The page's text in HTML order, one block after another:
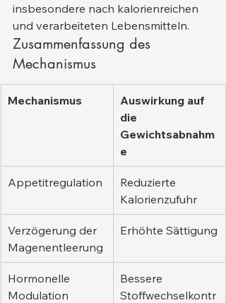
insbesondere nach kalorienreichen
und verarbeiteten Lebensmitteln.
Zusammenfassung des
Mechanismus
Mechanismus
Auswirkung auf
die
Gewichtsabnahm
e
Appetitregulation
Reduzierte
Kalorienzufuhr
Verzögerung der
Magenentleerung
Erhöhte Sättigung
Hormonelle
Modulation
Bessere
Stoffwechselkontr